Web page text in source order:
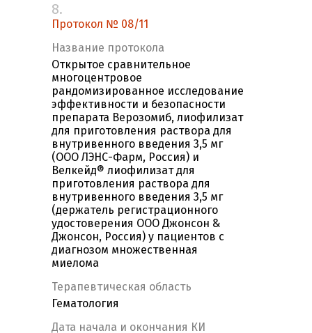
8.
Протокол № 08/11
Название протокола
Открытое сравнительное
многоцентровое
рандомизированное исследование
эффективности и безопасности
препарата Верозомиб, лиофилизат
для приготовления раствора для
внутривенного введения 3,5 мг
(ООО ЛЭНС-Фарм, Россия) и
Велкейд® лиофилизат для
приготовления раствора для
внутривенного введения 3,5 мг
(держатель регистрационного
удостоверения ООО Джонсон &
Джонсон, Россия) у пациентов с
диагнозом множественная
миелома
Терапевтическая область
Гематология
Дата начала и окончания КИ